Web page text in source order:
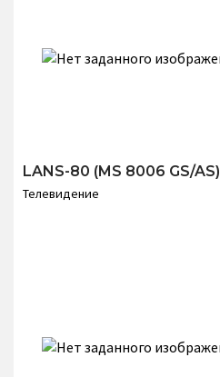
LANS-80 (MS 8006 GS/AS)
Телевидение